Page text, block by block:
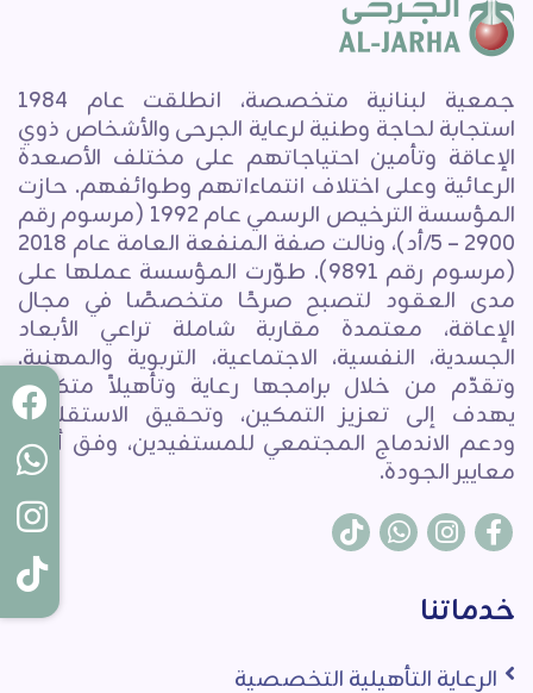
جمعية لبنانية متخصصة، انطلقت عام 1984
استجابة لحاجة وطنية لرعاية الجرحى والأشخاص ذوي
الإعاقة وتأمين احتياجاتهم على مختلف الأصعدة
الرعائية وعلى اختلاف انتماءاتهم وطوائفهم. حازت
المؤسسة الترخيص الرسمي عام 1992 (مرسوم رقم
2900 – 5/أد)، ونالت صفة المنفعة العامة عام 2018
(مرسوم رقم 9891). طوّرت المؤسسة عملها على
مدى العقود لتصبح صرحًا متخصصًا في مجال
الإعاقة، معتمدة مقاربة شاملة تراعي الأبعاد
الجسدية، النفسية، الاجتماعية، التربوية والمهنية.
وتقدّم من خلال برامجها رعاية وتأهيلاً متكاملاً
يهدف إلى تعزيز التمكين، وتحقيق الاستقلالية،
ودعم الاندماج المجتمعي للمستفيدين، وفق أعلى
معايير الجودة.
خدماتنا
الرعاية التأهيلية التخصصية